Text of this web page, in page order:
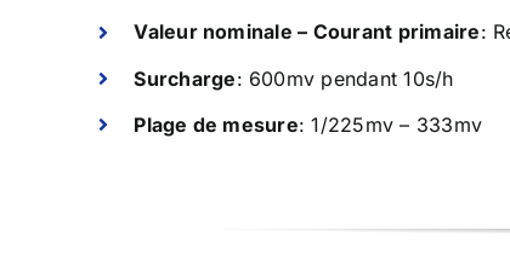
Valeur nominale – Courant primaire:
Surcharge: 600mv pendant 10s/h
Plage de mesure: 1/225mv – 333mv